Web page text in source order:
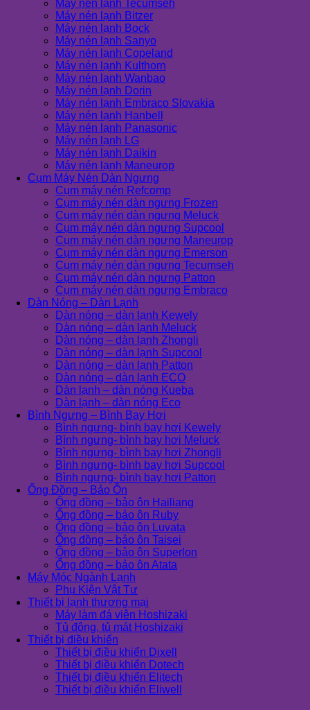
Máy nén lạnh Tecumseh
Máy nén lạnh Bitzer
Máy nén lạnh Bock
Máy nén lạnh Sanyo
Máy nén lạnh Copeland
Máy nén lạnh Kulthorn
Máy nén lạnh Wanbao
Máy nén lạnh Dorin
Máy nén lạnh Embraco Slovakia
Máy nén lạnh Hanbell
Máy nén lạnh Panasonic
Máy nén lạnh LG
Máy nén lạnh Daikin
Máy nén lạnh Maneurop
Cụm Máy Nén Dàn Ngưng
Cụm máy nén Refcomp
Cụm máy nén dàn ngưng Frozen
Cụm máy nén dàn ngưng Meluck
Cụm máy nén dàn ngưng Supcool
Cụm máy nén dàn ngưng Maneurop
Cụm máy nén dàn ngưng Emerson
Cụm máy nén dàn ngưng Tecumseh
Cụm máy nén dàn ngưng Patton
Cụm máy nén dàn ngưng Embraco
Dàn Nóng – Dàn Lạnh
Dàn nóng – dàn lạnh Kewely
Dàn nóng – dàn lạnh Meluck
Dàn nóng – dàn lạnh Zhongli
Dàn nóng – dàn lạnh Supcool
Dàn nóng – dàn lạnh Patton
Dàn nóng – dàn lạnh ECO
Dàn lạnh – dàn nóng Kueba
Dàn lạnh – dàn nóng Eco
Bình Ngưng – Bình Bay Hơi
Bình ngưng- bình bay hơi Kewely
Bình ngưng- bình bay hơi Meluck
Bình ngưng- bình bay hơi Zhongli
Bình ngưng- bình bay hơi Supcool
Bình ngưng- bình bay hơi Patton
Ống Đồng – Bảo Ôn
Ống đồng – bảo ôn Hailiang
Ống đồng – bảo ôn Ruby
Ống đồng – bảo ôn Luvata
Ống đồng – bảo ôn Taisei
Ống đồng – bảo ôn Superlon
Ống đồng – bảo ôn Atata
Máy Móc Ngành Lạnh
Phụ Kiện Vật Tư
Thiết bị lạnh thương mại
Máy làm đá viên Hoshizaki
Tủ đông, tủ mát Hoshizaki
Thiết bị điều khiển
Thiết bị điều khiển Dixell
Thiết bị điều khiển Dotech
Thiết bị điều khiển Elitech
Thiết bị điều khiển Eliwell